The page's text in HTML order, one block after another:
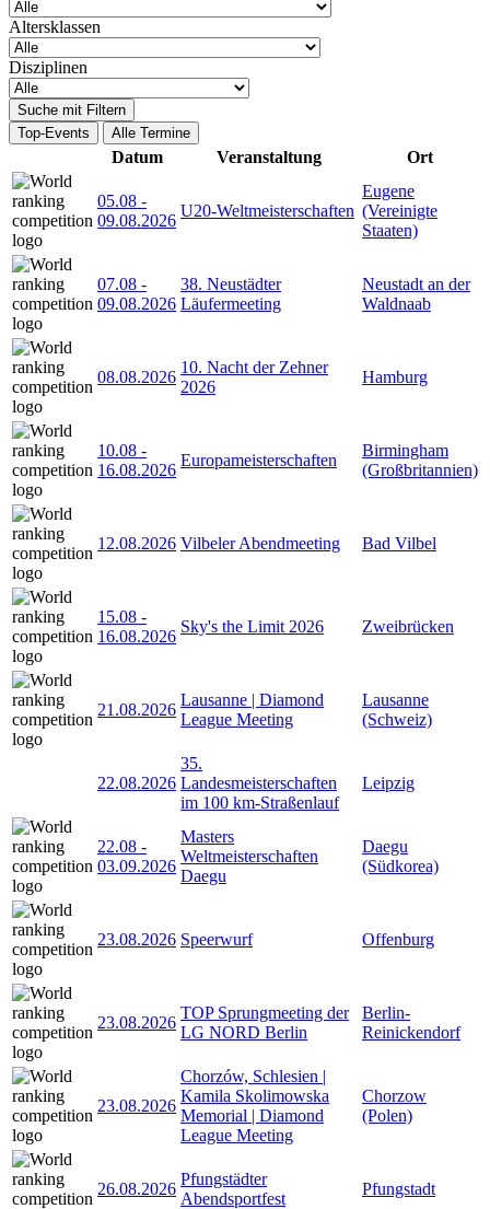
Altersklassen
Disziplinen
Suche mit Filtern
Top-Events
Alle Termine
Datum Veranstaltung Ort
05.08 -
09.08.2026
U20-Weltmeisterschaften
Eugene
(Vereinigte
Staaten)
07.08 -
09.08.2026
38. Neustädter
Läufermeeting
Neustadt an der
Waldnaab
08.08.2026
10. Nacht der Zehner
2026
Hamburg
10.08 -
16.08.2026
Europameisterschaften
Birmingham
(Großbritannien)
12.08.2026 Vilbeler Abendmeeting Bad Vilbel
15.08 -
16.08.2026
Sky's the Limit 2026 Zweibrücken
21.08.2026
Lausanne | Diamond
League Meeting
Lausanne
(Schweiz)
22.08.2026
35.
Landesmeisterschaften
im 100 km-Straßenlauf
Leipzig
22.08 -
03.09.2026
Masters
Weltmeisterschaften
Daegu
Daegu
(Südkorea)
23.08.2026 Speerwurf Offenburg
23.08.2026
TOP Sprungmeeting der
LG NORD Berlin
Berlin-
Reinickendorf
23.08.2026
Chorzów, Schlesien |
Kamila Skolimowska
Memorial | Diamond
League Meeting
Chorzow
(Polen)
26.08.2026
Pfungstädter
Abendsportfest
Pfungstadt